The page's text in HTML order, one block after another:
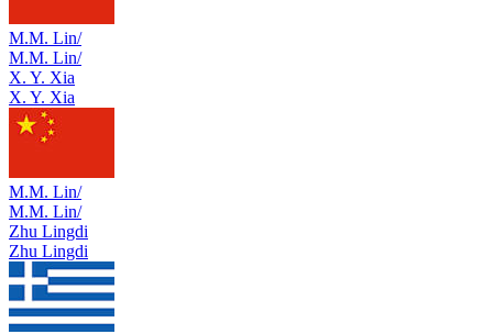
M.M. Lin/
M.M. Lin/
X. Y. Xia
X. Y. Xia
M.M. Lin/
M.M. Lin/
Zhu Lingdi
Zhu Lingdi